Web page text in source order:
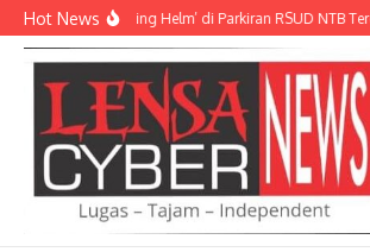
Lewati ke konten
Hot NewsAksi ‘Maling Helm’ di Parkiran RSUD NTB